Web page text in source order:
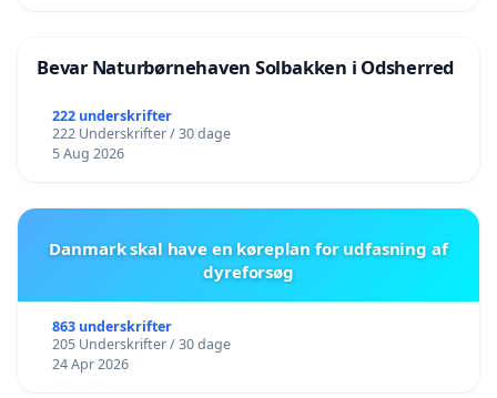
Bevar Naturbørnehaven Solbakken i Odsherred
222 underskrifter
222 Underskrifter / 30 dage
5 Aug 2026
Danmark skal have en køreplan for udfasning af
dyreforsøg
863 underskrifter
205 Underskrifter / 30 dage
24 Apr 2026